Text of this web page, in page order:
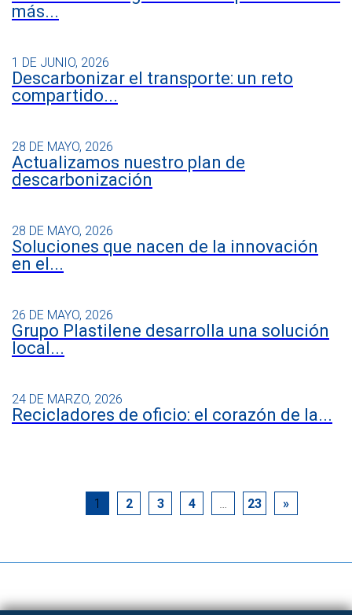
más...
1 DE JUNIO, 2026
Descarbonizar el transporte: un reto
compartido...
28 DE MAYO, 2026
Actualizamos nuestro plan de
descarbonización
28 DE MAYO, 2026
Soluciones que nacen de la innovación
en el...
26 DE MAYO, 2026
Grupo Plastilene desarrolla una solución
local...
24 DE MARZO, 2026
Recicladores de oficio: el corazón de la...
1 2 3 4 23 »